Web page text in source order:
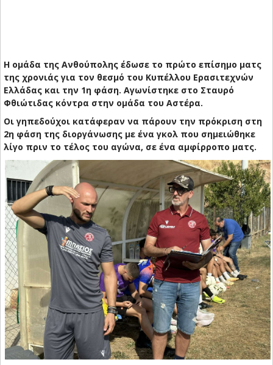
Η ομάδα της Ανθούπολης έδωσε το πρώτο επίσημο ματς
της χρονιάς για τον θεσμό του Κυπέλλου Ερασιτεχνών
Ελλάδας και την 1η φάση. Αγωνίστηκε στο Σταυρό
Φθιώτιδας κόντρα στην ομάδα του Αστέρα.
Οι γηπεδούχοι κατάφεραν να πάρουν την πρόκριση στη
2η φάση της διοργάνωσης με ένα γκολ που σημειώθηκε
λίγο πριν το τέλος του αγώνα, σε ένα αμφίρροπο ματς.